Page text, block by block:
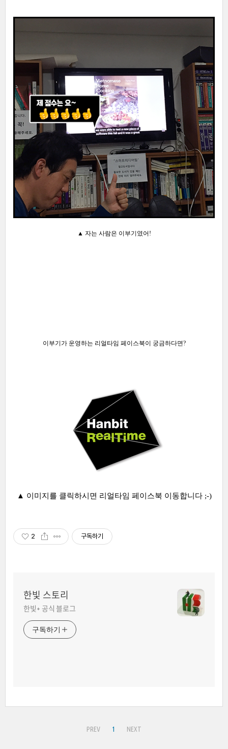
▲ 자는 사람은 이부기였어!
이부기가 운영하는 리얼타임 페이스북이 궁금하다면?
▲ 이미지를 클릭하시면 리얼타임 페이스북 이동합니다 ;-)
2 구독하기
한빛 스토리
한빛+ 공식 블로그
구독하기
PREV 1 NEXT